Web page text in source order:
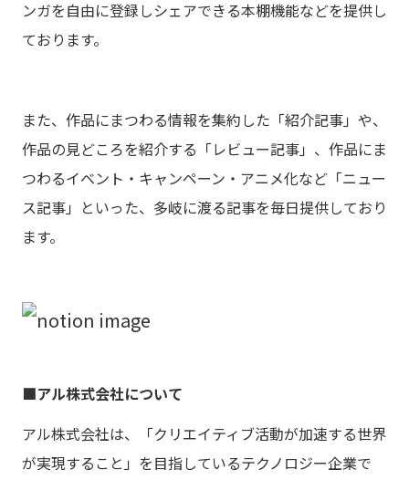
ンガを自由に登録しシェアできる本棚機能などを提供し
ております。
また、作品にまつわる情報を集約した「紹介記事」や、
作品の見どころを紹介する「レビュー記事」、作品にま
つわるイベント・キャンペーン・アニメ化など「ニュー
ス記事」といった、多岐に渡る記事を毎日提供しており
ます。
■アル株式会社について
アル株式会社は、「クリエイティブ活動が加速する世界
が実現すること」を目指しているテクノロジー企業で